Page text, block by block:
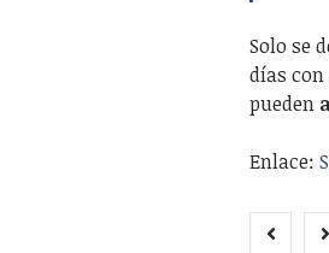
Solo se
días con
pueden
Enlace: